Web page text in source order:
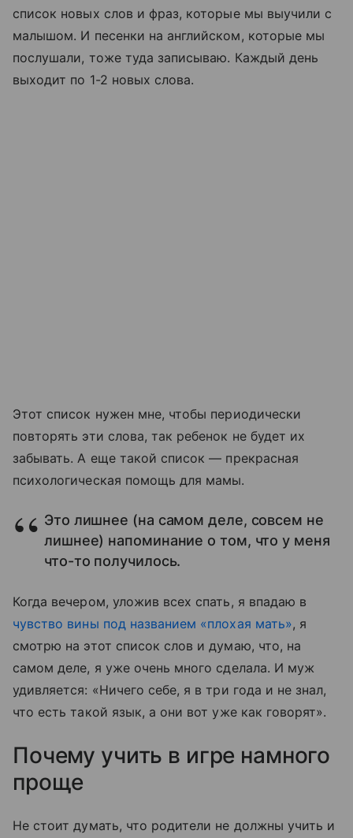
список новых слов и фраз, которые мы выучили с
малышом. И песенки на английском, которые мы
послушали, тоже туда записываю. Каждый день
выходит по 1-2 новых слова.
Этот список нужен мне, чтобы периодически
повторять эти слова, так ребенок не будет их
забывать. А еще такой список — прекрасная
психологическая помощь для мамы.
Это лишнее (на самом деле, совсем не
лишнее) напоминание о том, что у меня
что-то получилось.
Когда вечером, уложив всех спать, я впадаю в
чувство вины под названием «плохая мать», я
смотрю на этот список слов и думаю, что, на
самом деле, я уже очень много сделала. И муж
удивляется: «Ничего себе, я в три года и не знал,
что есть такой язык, а они вот уже как говорят».
Почему учить в игре намного
проще
Не стоит думать, что родители не должны учить и